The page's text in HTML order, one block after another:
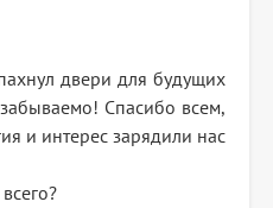
двери для будущих
Спасибо всем,
и интерес зарядили нас